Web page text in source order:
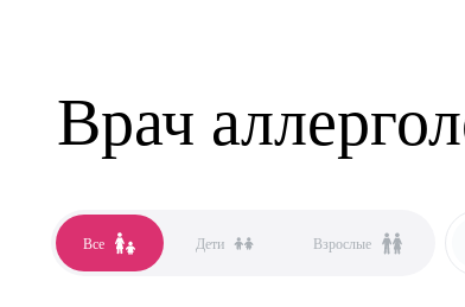
Врач
Все Дети Взрослые